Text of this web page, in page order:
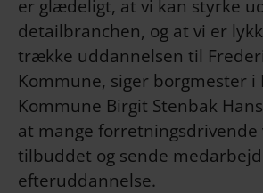
er glædeligt, at vi kan styrke
detailbranchen, og at vi er
trække uddannelsen til
Kommune, siger borgmester i
Kommune Birgit Stenbak
at mange forretningsdrivende
tilbuddet og sende
efteruddannelse.